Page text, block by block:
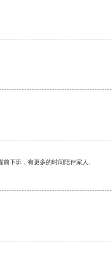
下班，有更多的时间陪伴家人。